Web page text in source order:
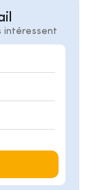
intéressent